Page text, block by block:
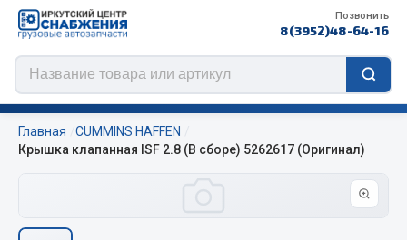
Позвонить
8(3952)48-64-16
Главная
CUMMINS HAFFEN
Крышка клапанная ISF 2.8 (В сборе) 5262617 (Оригинал)